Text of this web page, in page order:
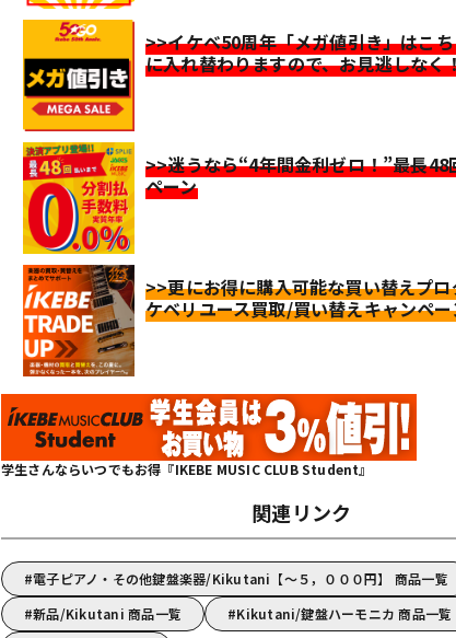
>>イケベ50周年「メガ値引き」はこ
に入れ替わりますので、お見逃しなく
>>迷うなら“4年間金利ゼロ！”最長48
ペーン
>>更にお得に購入可能な買い替えプ
ケベリユース買取/買い替えキャンペ
学生さんならいつでもお得『IKEBE MUSIC CLUB Student』
関連リンク
電子ピアノ・その他鍵盤楽器/Kikutani【～５，０００円】 商品一覧
新品/Kikutani 商品一覧
Kikutani/鍵盤ハーモニカ 商品一覧